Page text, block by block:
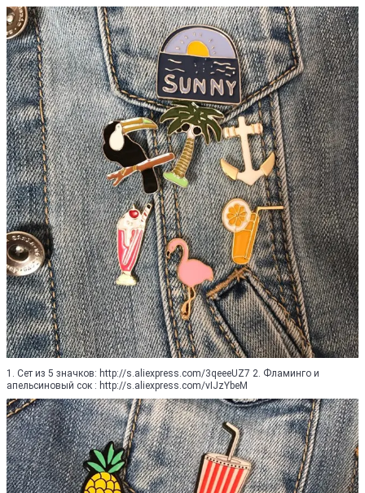
1. Сет из 5 значков: http://s.aliexpress.com/3qeeeUZ7 2. Фламинго и
апельсиновый сок : http://s.aliexpress.com/vIJzYbeM